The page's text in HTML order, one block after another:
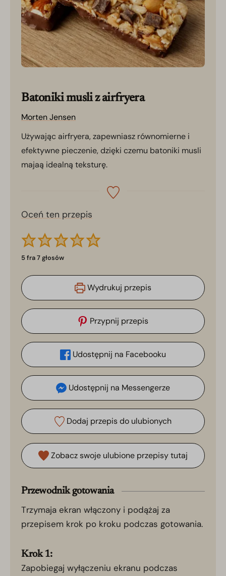
Batoniki musli z airfryera
Morten Jensen
Używając airfryera, zapewniasz równomierne i
efektywne pieczenie, dzięki czemu batoniki musli
majaą idealną teksturę.
Oceń ten przepis
5fra7głosów
Wydrukuj przepis
Przypnij przepis
Udostępnij na Facebooku
Udostępnij na Messengerze
Dodaj przepis do ulubionych
Zobacz swoje ulubione przepisy tutaj
Przewodnik gotowania
Trzymaja ekran włączony i podążaj za
przepisem krok po kroku podczas gotowania.
Krok 1:
Zapobiegaj wyłączeniu ekranu podczas